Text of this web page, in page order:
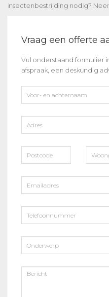
insectenbestrijding nodig?
Vraag een offerte
Vul onderstaand formulier
afspraak, een deskundig